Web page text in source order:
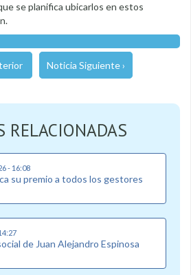
se planifica ubicarlos en estos
Noticia Siguiente ›
RELACIONADAS
- 16:08
su premio a todos los gestores
de Juan Alejandro Espinosa